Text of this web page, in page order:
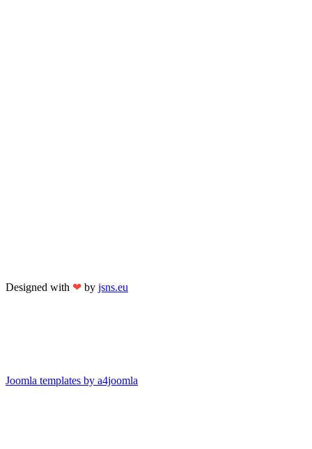
Designed with ❤ by jsns.eu
Joomla templates by a4joomla